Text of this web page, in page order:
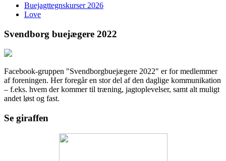
Buejagttegnskurser 2026
Love
Svendborg buejægere 2022
Facebook-gruppen "Svendborgbuejægere 2022" er for medlemmer
af foreningen. Her foregår en stor del af den daglige kommunikation
– f.eks. hvem der kommer til træning, jagtoplevelser, samt alt muligt
andet løst og fast.
Se giraffen